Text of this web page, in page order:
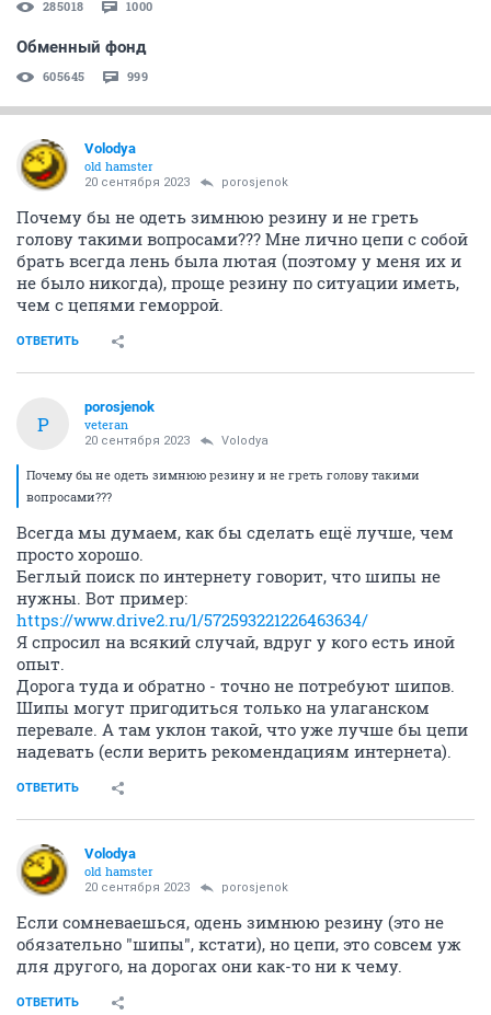
285018 1000
Обменный фонд
605645 999
Volodya
old hamster
20 сентября 2023 porosjenok
Почему бы не одеть зимнюю резину и не греть
голову такими вопросами??? Мне лично цепи с собой
брать всегда лень была лютая (поэтому у меня их и
не было никогда), проще резину по ситуации иметь,
чем с цепями геморрой.
ОТВЕТИТЬ
P
porosjenok
veteran
20 сентября 2023 Volodya
Почему бы не одеть зимнюю резину и не греть голову такими
вопросами???
Всегда мы думаем, как бы сделать ещё лучше, чем
просто хорошо.
Беглый поиск по интернету говорит, что шипы не
нужны. Вот пример:
https://www.drive2.ru/l/572593221226463634/
Я спросил на всякий случай, вдруг у кого есть иной
опыт.
Дорога туда и обратно - точно не потребуют шипов.
Шипы могут пригодиться только на улаганском
перевале. А там уклон такой, что уже лучше бы цепи
надевать (если верить рекомендациям интернета).
ОТВЕТИТЬ
Volodya
old hamster
20 сентября 2023 porosjenok
Если сомневаешься, одень зимнюю резину (это не
обязательно "шипы", кстати), но цепи, это совсем уж
для другого, на дорогах они как-то ни к чему.
ОТВЕТИТЬ